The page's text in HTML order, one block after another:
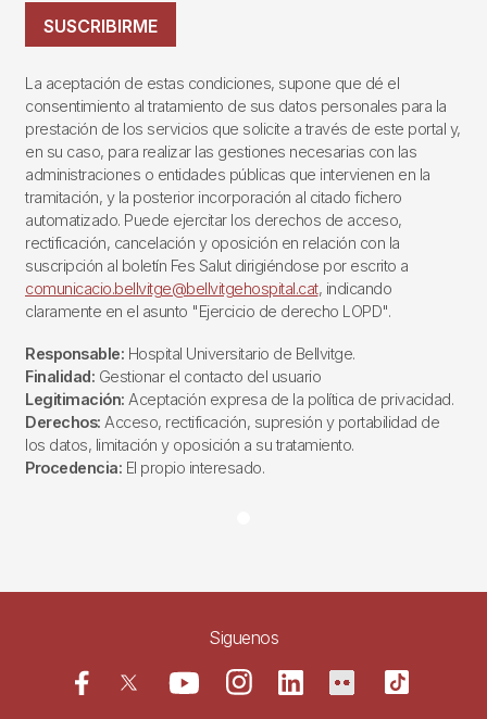
SUSCRIBIRME
La aceptación de estas condiciones, supone que dé el
consentimiento al tratamiento de sus datos personales para la
prestación de los servicios que solicite a través de este portal y,
en su caso, para realizar las gestiones necesarias con las
administraciones o entidades públicas que intervienen en la
tramitación, y la posterior incorporación al citado fichero
automatizado. Puede ejercitar los derechos de acceso,
rectificación, cancelación y oposición en relación con la
suscripción al boletín Fes Salut dirigiéndose por escrito a
comunicacio.bellvitge@bellvitgehospital.cat, indicando
claramente en el asunto "Ejercicio de derecho LOPD".
Responsable: Hospital Universitario de Bellvitge.
Finalidad: Gestionar el contacto del usuario
Legitimación: Aceptación expresa de la política de privacidad.
Derechos: Acceso, rectificación, supresión y portabilidad de
los datos, limitación y oposición a su tratamiento.
Procedencia: El propio interesado.
Siguenos